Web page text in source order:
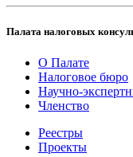
Палата налоговых
О Палате
Налоговое бюро
Научно-
Членство
Реестры
Проекты